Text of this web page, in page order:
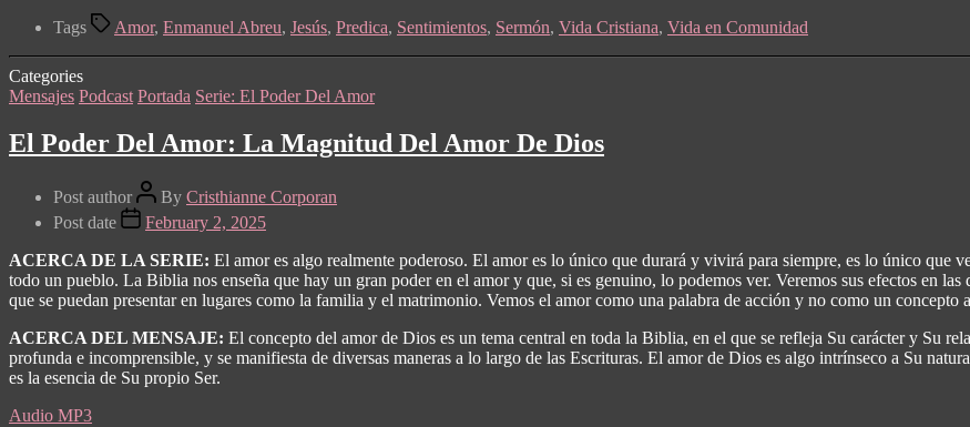
Tags Amor, Enmanuel Abreu, Jesús, Predica, Sentimientos, Sermón, Vida Cristiana, Vida en Comunidad
Categories
Mensajes Podcast Portada Serie: El Poder Del Amor
El Poder Del Amor: La Magnitud Del Amor De Dios
Post author By Cristhianne Corporan
Post date
February 2, 2025
ACERCA DE LA SERIE: El amor es algo realmente poderoso. El amor es lo único que durará y vivirá para siempre, es lo único que
todo un pueblo. La Biblia nos enseña que hay un gran poder en el amor y que, si es genuino, lo podemos ver. Veremos sus efectos en
que se puedan presentar en lugares como la familia y el matrimonio. Vemos el amor como una palabra de acción y no como un concepto
ACERCA DEL MENSAJE: El concepto del amor de Dios es un tema central en toda la Biblia, en el que se refleja Su carácter y Su
profunda e incomprensible, y se manifiesta de diversas maneras a lo largo de las Escrituras. El amor de Dios es algo intrínseco a Su
es la esencia de Su propio Ser.
Audio MP3